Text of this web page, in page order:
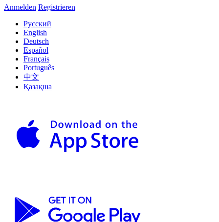
Anmelden Registrieren
Русский
English
Deutsch
Español
Français
Português
中文
Қазақша